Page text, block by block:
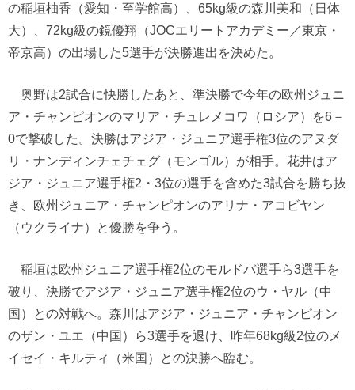
の稲垣柚香（愛知・至学館高）、65kg級の森川美和（日体
大）、72kg級の鏡優翔（JOCエリートアカデミー／東京・
帝京高）の出場した5選手が決勝進出を決めた。
奥野は2試合に快勝したあと、準決勝で今年の欧州ジュニ
ア・チャンピオンのマリア・チュレメコワ（ロシア）を6－
0で撃破した。決勝はアジア・ジュニア選手権3位のアヌダ
リ・ナンディンチェチェグ（モンゴル）が相手。花井はア
ジア・ジュニア選手権2・3位の選手を含めた3試合を勝ち抜
き、欧州ジュニア・チャンピオンのアリナ・アコビヤン
（ウクライナ）と優勝を争う。
稲垣は欧州ジュニア選手権2位のモルドバ選手ら3選手を
破り、決勝でアジア・ジュニア選手権2位のウ・ヤル（中
国）との対戦へ。森川はアジア・ジュニア・チャンピオン
のザン・ユエ（中国）ら3選手を退け、昨年68kg級2位のメ
イセイ・キルティ（米国）との決勝へ臨む。